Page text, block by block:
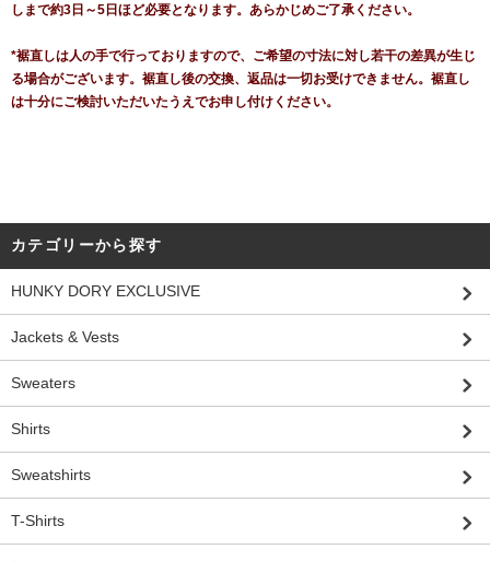
しまで約3日～5日ほど必要となります。あらかじめご了承ください。
*裾直しは人の手で行っておりますので、ご希望の寸法に対し若干の差異が生じ
る場合がございます。裾直し後の交換、返品は一切お受けできません。裾直し
は十分にご検討いただいたうえでお申し付けください。
カテゴリーから探す
HUNKY DORY EXCLUSIVE
Jackets & Vests
Sweaters
Shirts
Sweatshirts
T-Shirts